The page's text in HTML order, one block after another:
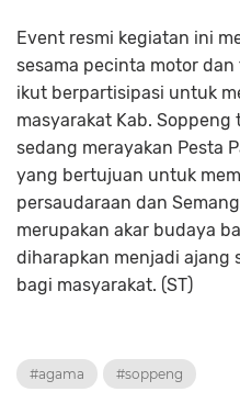
Event resmi kegiatan ini
sesama pecinta motor
ikut berpartisipasi untuk
masyarakat Kab.
sedang merayakan Pesta
yang bertujuan untuk
persaudaraan dan
merupakan akar budaya
diharapkan menjadi ajang
bagi masyarakat. (ST)
#agama #soppeng